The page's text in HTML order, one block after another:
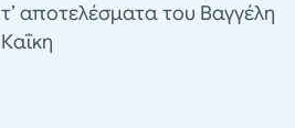
τ’ αποτελέσματα του Βαγγέλη
Καΐκη